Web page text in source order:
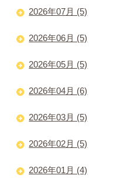
2026年07月 (5)
2026年06月 (5)
2026年05月 (5)
2026年04月 (6)
2026年03月 (5)
2026年02月 (5)
2026年01月 (4)